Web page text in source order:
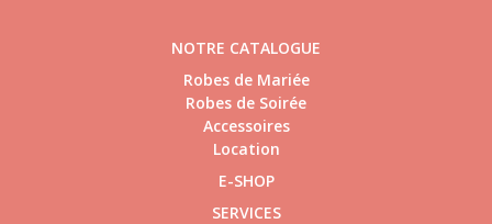
NOTRE CATALOGUE
Robes de Mariée
Robes de Soirée
Accessoires
Location
E-SHOP
SERVICES